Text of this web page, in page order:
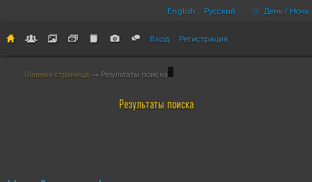
English Русский День / Ночь
Вход Регистрация
Главная страница → Результаты поиска
Результаты поиска